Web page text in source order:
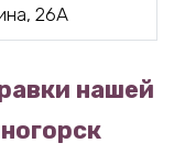
26А
нашей